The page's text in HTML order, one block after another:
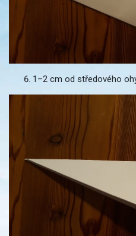
1–2 cm od středového